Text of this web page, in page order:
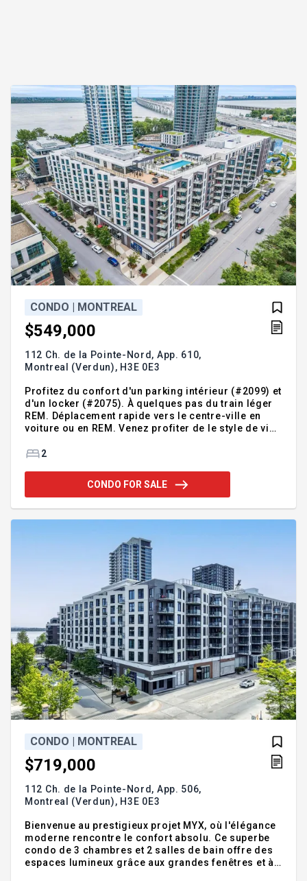
CONDO | MONTREAL
$549,000
112 Ch. de la Pointe-Nord, App. 610,
Montreal (Verdun), H3E 0E3
Profitez du confort d'un parking intérieur (#2099) et
d'un locker (#2075). À quelques pas du train léger
REM. Déplacement rapide vers le centre-ville en
voiture ou en REM. Venez profiter de le style de vie
Addendum:Incusions:réfrigérateur, cuisinière,
sécheuse. Les effets personnels, meubles et
accessoires du locataire (les luminaires au-dessus
2
CONDO FOR SALE
CONDO | MONTREAL
$719,000
112 Ch. de la Pointe-Nord, App. 506,
Montreal (Verdun), H3E 0E3
Bienvenue au prestigieux projet MYX, où l'élégance
moderne rencontre le confort absolu. Ce superbe
condo de 3 chambres et 2 salles de bain offre des
espaces lumineux grâce aux grandes fenêtres et à